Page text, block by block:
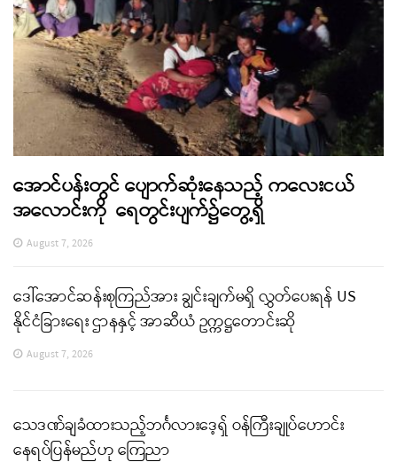
အောင်ပန်းတွင် ပျောက်ဆုံးနေသည့် ကလေးငယ်
အလောင်းကို ရေတွင်းပျက်၌တွေ့ရှိ
August 7, 2026
ဒေါ်အောင်ဆန်းစုကြည်အား ချွင်းချက်မရှိ လွှတ်ပေးရန် US
နိုင်ငံခြားရေး ဌာနနှင့် အာဆီယံ ဥက္ကဋ္ဌတောင်းဆို
August 7, 2026
သေဒဏ်ချခံထားသည့်ဘင်္ဂလားဒေ့ရှ် ဝန်ကြီးချုပ်ဟောင်း
နေရပ်ပြန်မည်ဟု ကြေညာ